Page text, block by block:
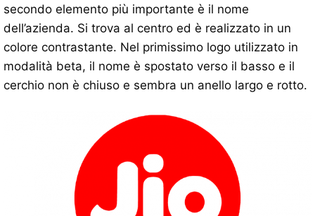
secondo elemento più importante è il nome
dell’azienda. Si trova al centro ed è realizzato in un
colore contrastante. Nel primissimo logo utilizzato in
modalità beta, il nome è spostato verso il basso e il
cerchio non è chiuso e sembra un anello largo e rotto.